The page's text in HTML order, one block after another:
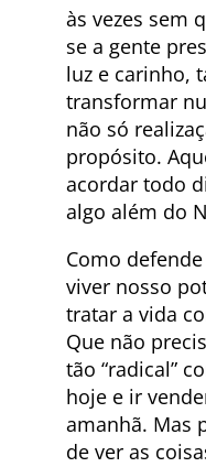
às vezes sem
se a gente
luz e carinho,
transformar
não só
propósito.
acordar todo
algo além do
Como
viver nosso
tratar a vida
Que não
tão “radical”
hoje e ir
amanhã. Mas
de ver as